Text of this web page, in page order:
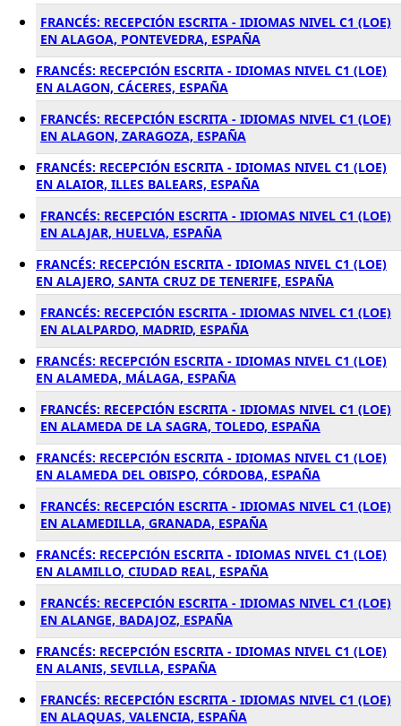
FRANCÉS: RECEPCIÓN ESCRITA - IDIOMAS NIVEL C1 (LOE)
EN ALAGOA, PONTEVEDRA, ESPAÑA
FRANCÉS: RECEPCIÓN ESCRITA - IDIOMAS NIVEL C1 (LOE)
EN ALAGON, CÁCERES, ESPAÑA
FRANCÉS: RECEPCIÓN ESCRITA - IDIOMAS NIVEL C1 (LOE)
EN ALAGON, ZARAGOZA, ESPAÑA
FRANCÉS: RECEPCIÓN ESCRITA - IDIOMAS NIVEL C1 (LOE)
EN ALAIOR, ILLES BALEARS, ESPAÑA
FRANCÉS: RECEPCIÓN ESCRITA - IDIOMAS NIVEL C1 (LOE)
EN ALAJAR, HUELVA, ESPAÑA
FRANCÉS: RECEPCIÓN ESCRITA - IDIOMAS NIVEL C1 (LOE)
EN ALAJERO, SANTA CRUZ DE TENERIFE, ESPAÑA
FRANCÉS: RECEPCIÓN ESCRITA - IDIOMAS NIVEL C1 (LOE)
EN ALALPARDO, MADRID, ESPAÑA
FRANCÉS: RECEPCIÓN ESCRITA - IDIOMAS NIVEL C1 (LOE)
EN ALAMEDA, MÁLAGA, ESPAÑA
FRANCÉS: RECEPCIÓN ESCRITA - IDIOMAS NIVEL C1 (LOE)
EN ALAMEDA DE LA SAGRA, TOLEDO, ESPAÑA
FRANCÉS: RECEPCIÓN ESCRITA - IDIOMAS NIVEL C1 (LOE)
EN ALAMEDA DEL OBISPO, CÓRDOBA, ESPAÑA
FRANCÉS: RECEPCIÓN ESCRITA - IDIOMAS NIVEL C1 (LOE)
EN ALAMEDILLA, GRANADA, ESPAÑA
FRANCÉS: RECEPCIÓN ESCRITA - IDIOMAS NIVEL C1 (LOE)
EN ALAMILLO, CIUDAD REAL, ESPAÑA
FRANCÉS: RECEPCIÓN ESCRITA - IDIOMAS NIVEL C1 (LOE)
EN ALANGE, BADAJOZ, ESPAÑA
FRANCÉS: RECEPCIÓN ESCRITA - IDIOMAS NIVEL C1 (LOE)
EN ALANIS, SEVILLA, ESPAÑA
FRANCÉS: RECEPCIÓN ESCRITA - IDIOMAS NIVEL C1 (LOE)
EN ALAQUAS, VALENCIA, ESPAÑA